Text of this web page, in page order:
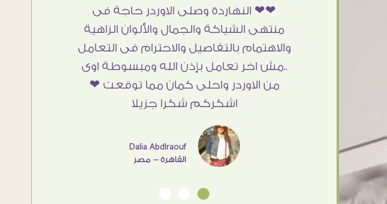
❤❤ النهاردة وصلى الاوردر حاجة فى
منتهى الشياكة والجمال والألوان الزاهية
والاهتمام بالتفاصيل والاحترام فى التعامل
..مش اخر تعامل بإذن الله ومبسوطة اوى
من الاوردر واحلى كمان مما توقعت ❤
اشكركم شكرا جزيلا
Dalia Abdlraouf
القاهرة - مصر